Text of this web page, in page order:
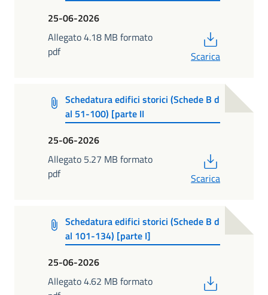
25-06-2026
Allegato 4.18 MB formato
pdf
Scarica
Schedatura edifici storici (Schede B d
al 51-100) [parte II
25-06-2026
Allegato 5.27 MB formato
pdf
Scarica
Schedatura edifici storici (Schede B d
al 101-134) [parte I]
25-06-2026
Allegato 4.62 MB formato